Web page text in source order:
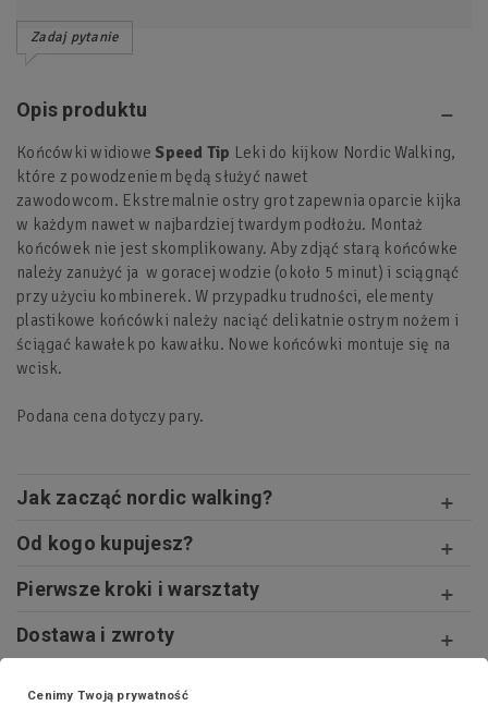
Zadaj pytanie
Opis produktu
Końcówki widiowe Speed Tip Leki do kijkow Nordic Walking,
które z powodzeniem będą służyć nawet
zawodowcom. Ekstremalnie ostry grot zapewnia oparcie kijka
w każdym nawet w najbardziej twardym podłożu. Montaż
końcówek nie jest skomplikowany. Aby zdjąć starą końcówke
należy zanużyć ja w goracej wodzie (około 5 minut) i sciągnąć
przy użyciu kombinerek. W przypadku trudności, elementy
plastikowe końcówki należy naciąć delikatnie ostrym nożem i
ściągać kawałek po kawałku. Nowe końcówki montuje się na
wcisk.
Podana cena dotyczy pary.
Jak zacząć nordic walking?
Od kogo kupujesz?
Pierwsze kroki i warsztaty
Dostawa i zwroty
Cenimy Twoją prywatność